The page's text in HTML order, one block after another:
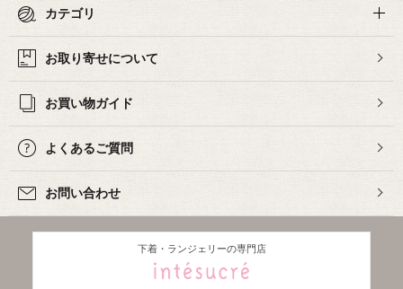
カテゴリ
お取り寄せについて
お買い物ガイド
よくあるご質問
お問い合わせ
下着・ランジェリーの専門店